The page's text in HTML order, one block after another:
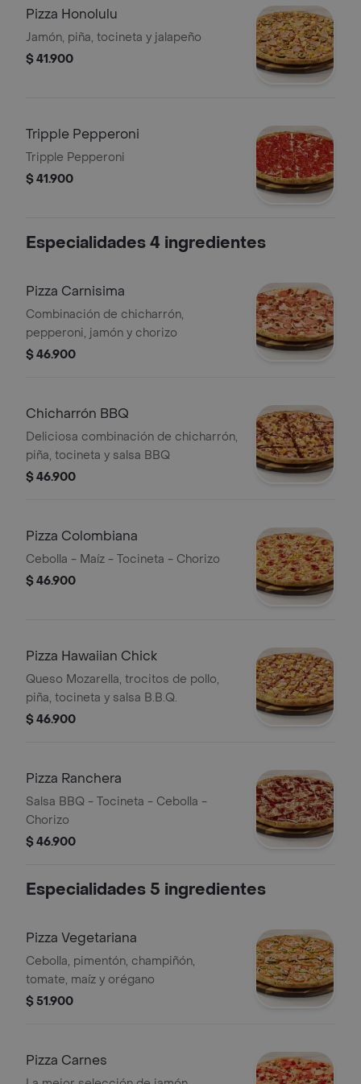
Pizza Honolulu
Jamón, piña, tocineta y jalapeño
$ 41.900
Tripple Pepperoni
Tripple Pepperoni
$ 41.900
Especialidades 4 ingredientes
Pizza Carnisima
Combinación de chicharrón,
pepperoni, jamón y chorizo
$ 46.900
Chicharrón BBQ
Deliciosa combinación de chicharrón,
piña, tocineta y salsa BBQ
$ 46.900
Pizza Colombiana
Cebolla - Maíz - Tocineta - Chorizo
$ 46.900
Pizza Hawaiian Chick
Queso Mozarella, trocitos de pollo,
piña, tocineta y salsa B.B.Q.
$ 46.900
Pizza Ranchera
Salsa BBQ - Tocineta - Cebolla -
Chorizo
$ 46.900
Especialidades 5 ingredientes
Pizza Vegetariana
Cebolla, pimentón, champiñón,
tomate, maíz y orégano
$ 51.900
Pizza Carnes